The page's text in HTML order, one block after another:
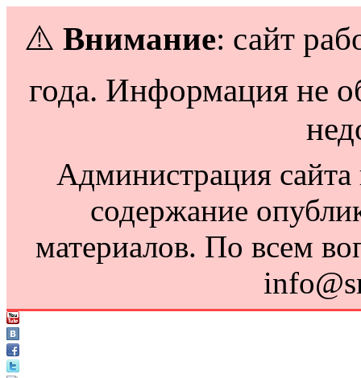
⚠️ Внимание: сайт
года. Информация не
Администрация сайта
содержание
материалов. По всем